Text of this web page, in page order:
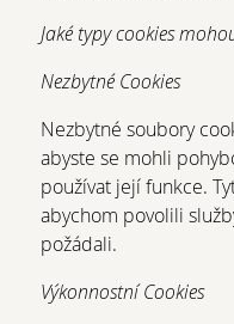
Jaké typy cookies
Nezbytné Cookies
Nezbytné soubory
abyste se mohli
používat její funkce.
abychom povolili
požádali.
Výkonnostní Cookies